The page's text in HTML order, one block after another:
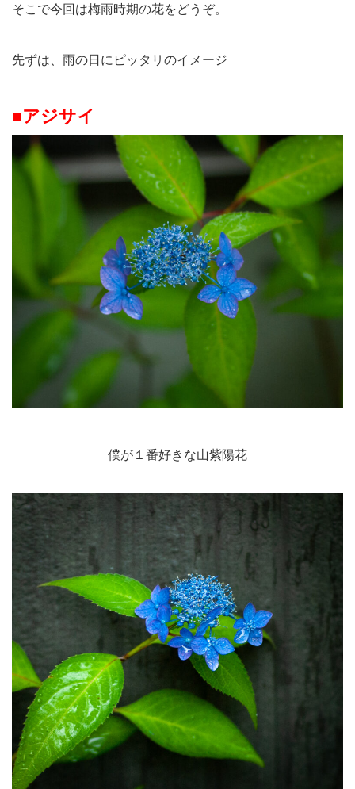
そこで今回は梅雨時期の花をどうぞ。
先ずは、雨の日にピッタリのイメージ
■アジサイ
僕が１番好きな山紫陽花